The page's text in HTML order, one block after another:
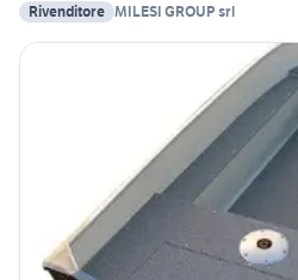
Rivenditore MILESI GROUP srl